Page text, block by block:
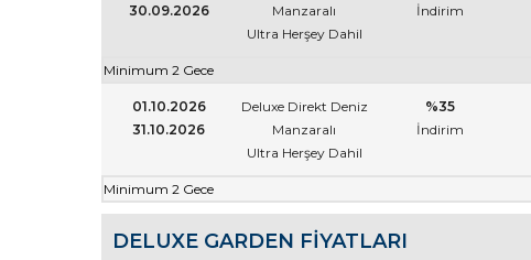
30.09.2026
Manzaralı
Ultra Herşey Dahil
İndirim
Minimum 2 Gece
01.10.2026
31.10.2026
Deluxe Direkt Deniz
Manzaralı
Ultra Herşey Dahil
%35
İndirim
Minimum 2 Gece
DELUXE GARDEN FIYATLARI